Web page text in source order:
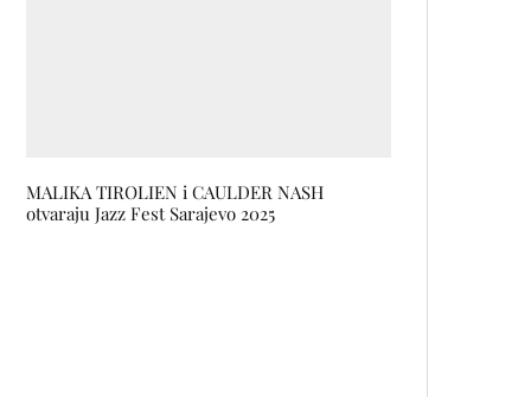
MALIKA TIROLIEN i CAULDER NASH
otvaraju Jazz Fest Sarajevo 2025